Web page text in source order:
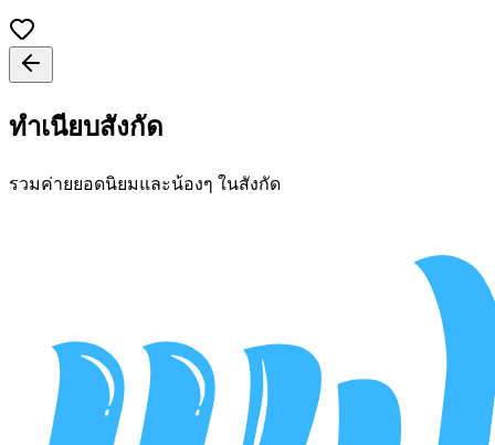
ทำเนียบสังกัด
รวมค่ายยอดนิยมและน้องๆ ในสังกัด